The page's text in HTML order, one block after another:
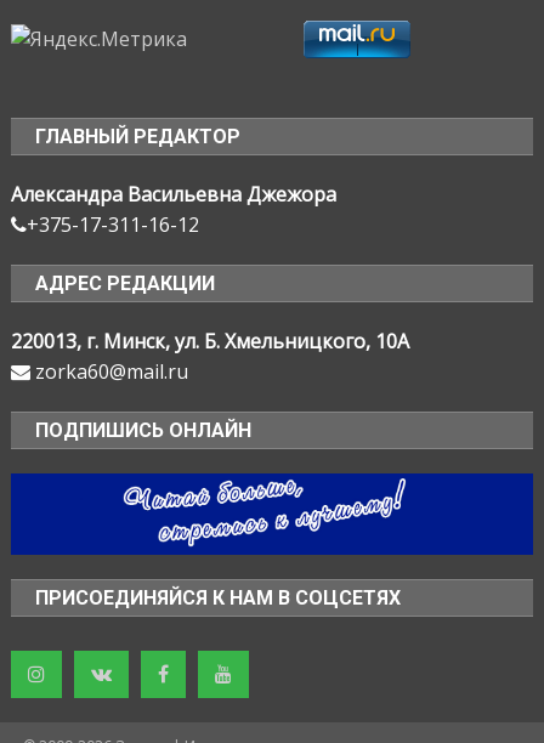
ГЛАВНЫЙ РЕДАКТОР
Александра Васильевна Джежора
+375-17-311-16-12
АДРЕС РЕДАКЦИИ
220013, г. Минск, ул. Б. Хмельницкого, 10А
zorka60@mail.ru
ПОДПИШИСЬ ОНЛАЙН
ПРИСОЕДИНЯЙСЯ К НАМ В СОЦСЕТЯХ